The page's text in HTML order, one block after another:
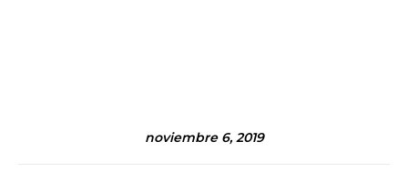
noviembre 6, 2019